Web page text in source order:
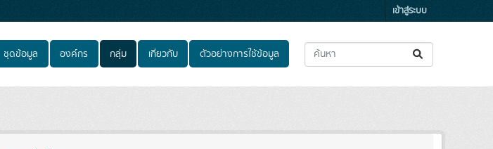
เข้าสู่ระบบ
ชุดข้อมูล องค์กร กลุ่ม เกี่ยวกับ ตัวอย่างการใช้ข้อมูล